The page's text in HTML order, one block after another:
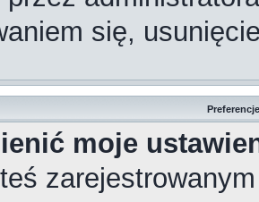
się,
moje